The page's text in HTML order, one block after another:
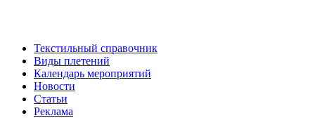
Текстильный справочник
Виды плетений
Календарь мероприятий
Новости
Статьи
Реклама